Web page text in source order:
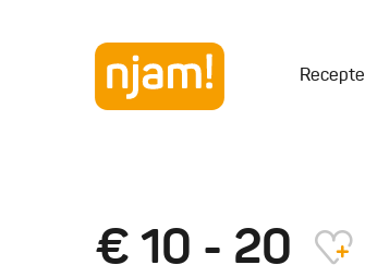
€ 10 - 20